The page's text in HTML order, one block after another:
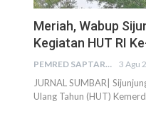
Meriah, Wabup
Kegiatan HUT RI
PEMRED SAPTARIUS 3 Agu
JURNAL SUMBAR|
Ulang Tahun (HUT)